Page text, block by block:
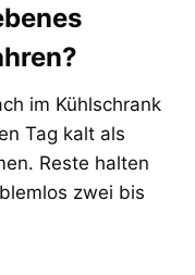
im Kühlschrank
Tag kalt als
Reste halten
zwei bis